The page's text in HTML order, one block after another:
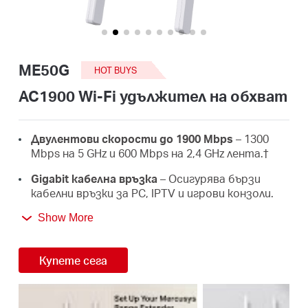
ME50G HOT BUYS
AC1900 Wi-Fi удължител на обхват
Двулентови скорости до 1900 Mbps – 1300
Mbps на 5 GHz и 600 Mbps на 2,4 GHz лента.†
Gigabit кабелна връзка – Осигурява бързи
кабелни връзки за PC, IPTV и игрови конзоли.
3×3 MU-MIMO –
Работи с всички рутери
Wi-Fi мрежата до мястото, където имате
най-голяма нужда. ‡
Show More
Купете сега